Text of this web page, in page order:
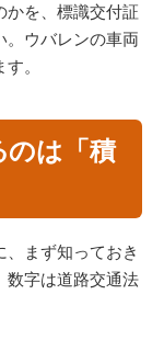
かを、標識交付証
。ウバレンの車両
。
のは「積
まず知っておき
数字は道路交通法